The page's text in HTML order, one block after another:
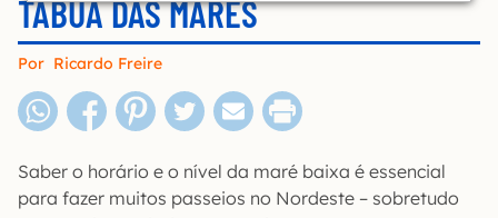
TÁBUA DAS MARÉS
Por Ricardo Freire
Saber o horário e o nível da maré baixa é essencial
para fazer muitos passeios no Nordeste – sobretudo